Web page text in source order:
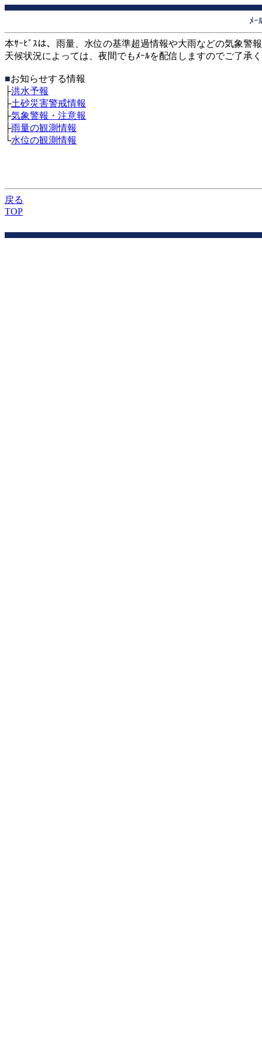
ﾒｰ
本ｻｰﾋﾞｽは、雨量、水位の基準超過情報や大雨などの気象警
天候状況によっては、夜間でもﾒｰﾙを配信しますのでご了承
■お知らせする情報
├洪水予報
├土砂災害警戒情報
├気象警報・注意報
├雨量の観測情報
└水位の観測情報
戻る
TOP